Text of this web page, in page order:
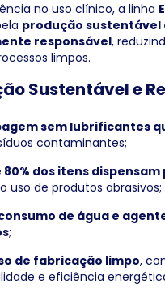
no uso clínico, a linha
produção sustentável
responsável,
limpos.
Sustentável e
sem lubrificantes
contaminantes;
80% dos itens
uso de produtos abrasivos;
de água e
;
de fabricação limpo,
e eficiência